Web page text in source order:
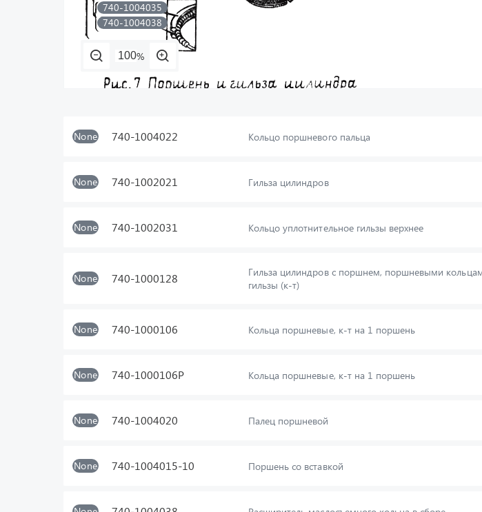
740-1004038
740-1004035
%
None 740-1004022 Кольцо поршневого пальца
None 740-1002021 Гильза цилиндров
None 740-1002031 Кольцо уплотнительное гильзы верхнее
None 740-1000128
Гильза цилиндров с поршнем, поршневыми
гильзы (к-т)
None 740-1000106 Кольца поршневые, к-т на 1 поршень
None 740-1000106Р Кольца поршневые, к-т на 1 поршень
None 740-1004020 Палец поршневой
None 740-1004015-10 Поршень со вставкой